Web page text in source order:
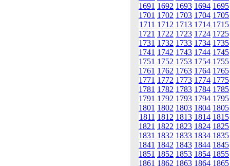
1691 1692 1693 1694 1695
1701 1702 1703 1704 1705
1711 1712 1713 1714 1715
1721 1722 1723 1724 1725
1731 1732 1733 1734 1735
1741 1742 1743 1744 1745
1751 1752 1753 1754 1755
1761 1762 1763 1764 1765
1771 1772 1773 1774 1775
1781 1782 1783 1784 1785
1791 1792 1793 1794 1795
1801 1802 1803 1804 1805
1811 1812 1813 1814 1815
1821 1822 1823 1824 1825
1831 1832 1833 1834 1835
1841 1842 1843 1844 1845
1851 1852 1853 1854 1855
1861 1862 1863 1864 1865